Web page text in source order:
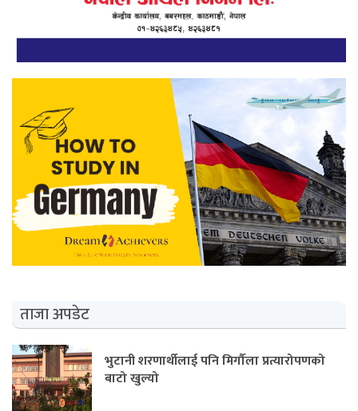
ताजा अपडेट
भुटानी शरणार्थीलाई पनि मिर्गौला प्रत्यारोपणको
बाटो खुल्यो